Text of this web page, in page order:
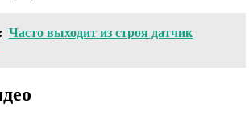
Часто выходит из строя датчик